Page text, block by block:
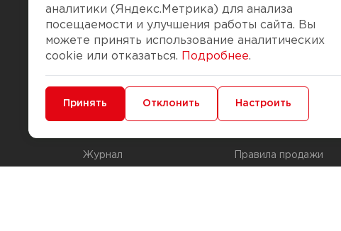
Чтобы вам легко работалось
Журнал
Доставка и оплата
Правила продажи
аналитики (Яндекс.Метрика) для анализа
посещаемости и улучшения работы сайта. Вы
можете принять использование аналитических
cookie или отказаться.
Подробнее.
Минимальные Функциональные/Аналитические
Принять Отклонить Настроить